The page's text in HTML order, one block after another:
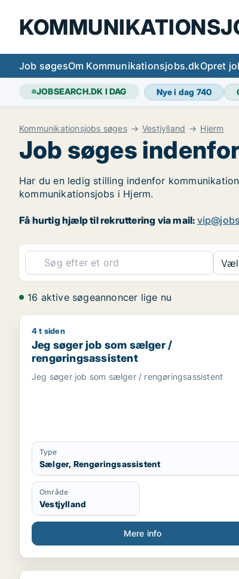
Job søgesOm Kommunikationsjobs.dkOpret
JOBSEARCH.DK I DAG Nye i dag 740
Kommunikationsjobs søges Vestjylland Hjerm
Job søges
Har du en ledig stilling indenfor
kommunikationsjobs i Hjerm.
Få hurtig hjælp til rekruttering via mail:
16 aktive søgeannoncer lige nu
Jeg søger job som sælger /
4 t siden
Jeg søger job som sælger /
rengøringsassistent
Jeg søger job som sælger / rengøringsassistent
Type
Sælger, Rengøringsassistent
Område
Vestjylland
Mere info